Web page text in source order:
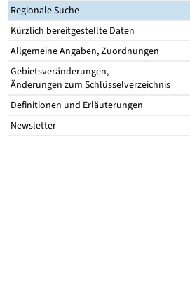
Regionale Suche
Kürzlich bereitgestellte Daten
Allgemeine Angaben, Zuordnungen
Gebietsveränderungen,
Änderungen zum Schlüsselverzeichnis
Definitionen und Erläuterungen
Newsletter